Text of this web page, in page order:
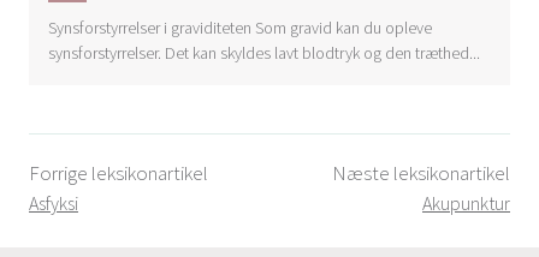
Synsforstyrrelser i graviditeten Som gravid kan du opleve
synsforstyrrelser. Det kan skyldes lavt blodtryk og den træthed...
Forrige leksikonartikel
Asfyksi
Næste leksikonartikel
Akupunktur